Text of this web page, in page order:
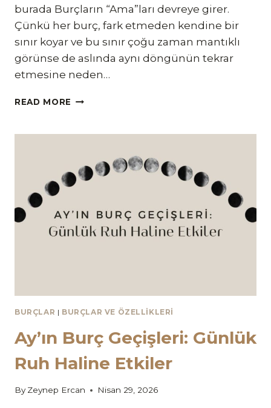
burada Burçların “Ama”ları devreye girer.
Çünkü her burç, fark etmeden kendine bir
sınır koyar ve bu sınır çoğu zaman mantıklı
görünse de aslında aynı döngünün tekrar
etmesine neden…
READ MORE BURÇLARIN
BURÇLAR | BURÇLAR VE ÖZELLIKLERI
Ay’ın Burç Geçişleri: Günlük
Ruh Haline Etkiler
By Zeynep Ercan Nisan 29, 2026